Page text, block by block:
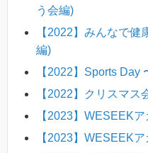
う会編)
【2022】みんなで健
編)
【2022】Sports Day
【2022】クリスマス
【2023】WESEEK
【2023】WESEEK